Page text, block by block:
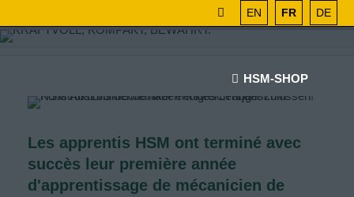
EN FR DE
HSM-SHOP
Les apprentis HSM ont terminé avec
succès leur première année
d'apprentissage de mécanicien de